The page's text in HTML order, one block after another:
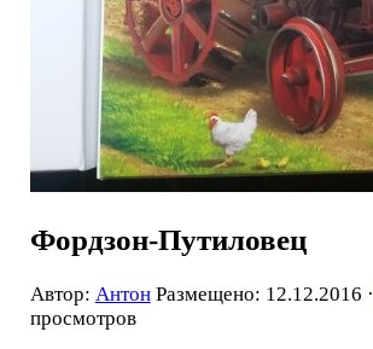
Фордзон-Путиловец
Автор: Антон Размещено: 12.12.2016 ·
просмотров